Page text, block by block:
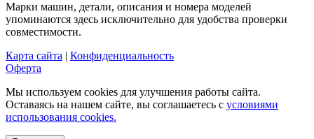
Марки машин, детали, описания и номера моделей
упоминаются здесь исключительно для удобства проверки
совместимости.
Карта сайта | Конфиденциальность
Оферта
Мы используем cookies для улучшения работы сайта.
Оставаясь на нашем сайте, вы соглашаетесь с условиями
использования cookies.